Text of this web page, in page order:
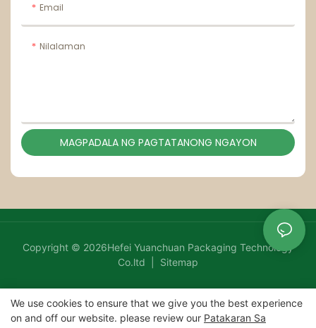
Email
Nilalaman
MAGPADALA NG PAGTATANONG NGAYON
Copyright © 2026Hefei Yuanchuan Packaging Technology
Co.ltd |
Sitemap
We use cookies to ensure that we give you the best experience
on and off our website. please review our Patakaran Sa